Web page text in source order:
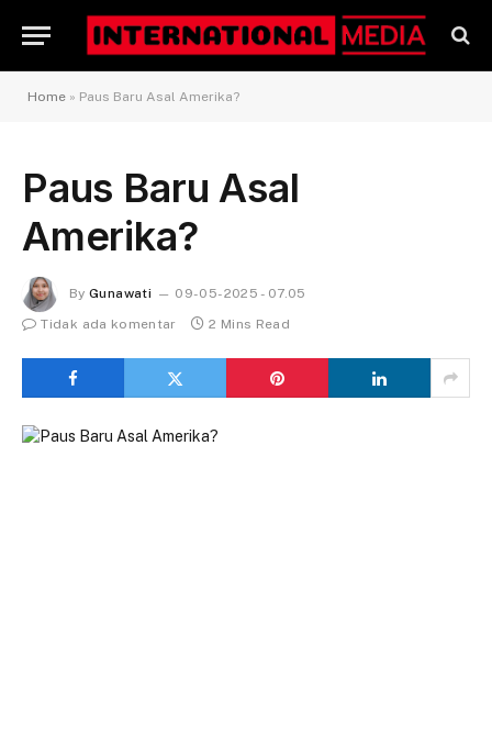
Home » Paus Baru Asal Amerika?
Paus Baru Asal
Amerika?
By Gunawati
09-05-2025 - 07.05
Tidak ada komentar
2 Mins Read